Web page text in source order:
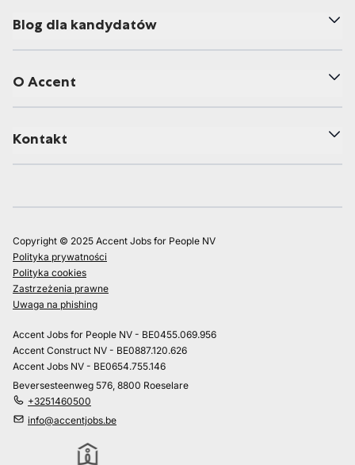
Blog dla kandydatów
O Accent
Kontakt
Copyright © 2025 Accent Jobs for People NV
Polityka prywatności
Polityka cookies
Zastrzeżenia prawne
Uwaga na phishing
Accent Jobs for People NV - BE0455.069.956
Accent Construct NV - BE0887.120.626
Accent Jobs NV - BE0654.755.146
Beversesteenweg 576, 8800 Roeselare
+3251460500
info@accentjobs.be